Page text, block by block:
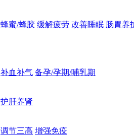
蜂蜜/蜂胶 缓解疲劳 改善睡眠 肠胃养
补血补气 备孕/孕期/哺乳期
护肝养肾
调节三高 增强免疫